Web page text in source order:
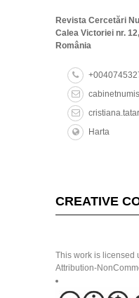
Revista Cercetări
Calea Victoriei nr.
România
Harta
CREATIVE
This work is licensed
Attribution-